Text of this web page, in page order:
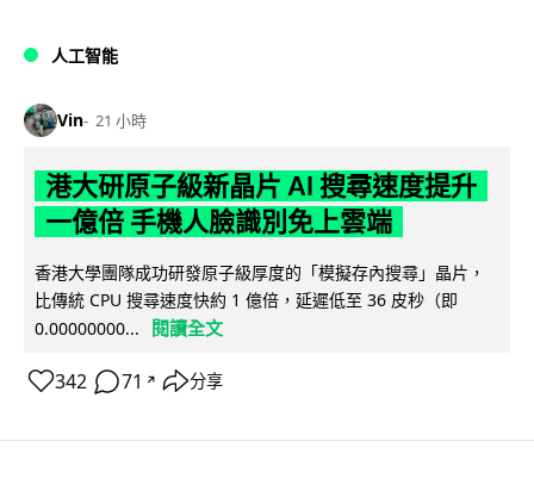
人工智能
Vin 21 小時
港大研原子級新晶片 AI 搜尋速度提升
一億倍 手機人臉識別免上雲端
香港大學團隊成功研發原子級厚度的「模擬存內搜尋」晶片，
比傳統 CPU 搜尋速度快約 1 億倍，延遲低至 36 皮秒（即
0.00000000...
閱讀全文
342 71 ↗ 分享